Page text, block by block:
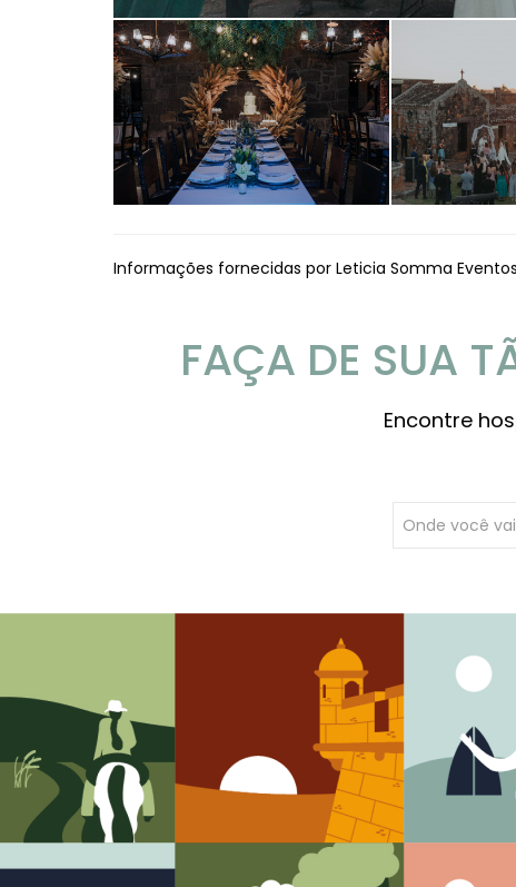
Informações fornecidas por Leticia Somma
FAÇA DE SUA
Encontre
Onde você